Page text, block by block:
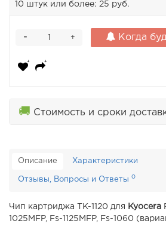
10 штук или более: 25 руб.
+
- Когда
🚚 Стоимость и сроки
Описание Характеристики
Отзывы, Вопросы и Ответы 0
Чип картриджа TK-1120 для Kyocera
1025MFP, Fs-1125MFP, Fs-1060